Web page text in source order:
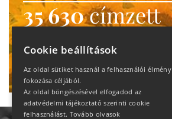
35 630címzett
heti motiváció
Ne maradj le!
Cookie beállítások
Az oldal sütiket használ a felhasználói élmény
fokozása céljából.
Az oldal böngészésével elfogadod az
adatvédelmi tájékoztató szerinti cookie
felhasználást. Tovább olvasok